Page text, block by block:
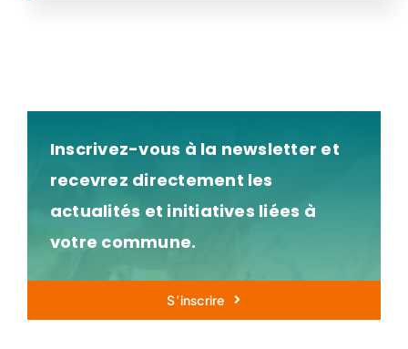
Inscrivez-vous à la newsletter et
recevrez directement les
actualités et initiatives liées à
votre commune.
S’inscrire